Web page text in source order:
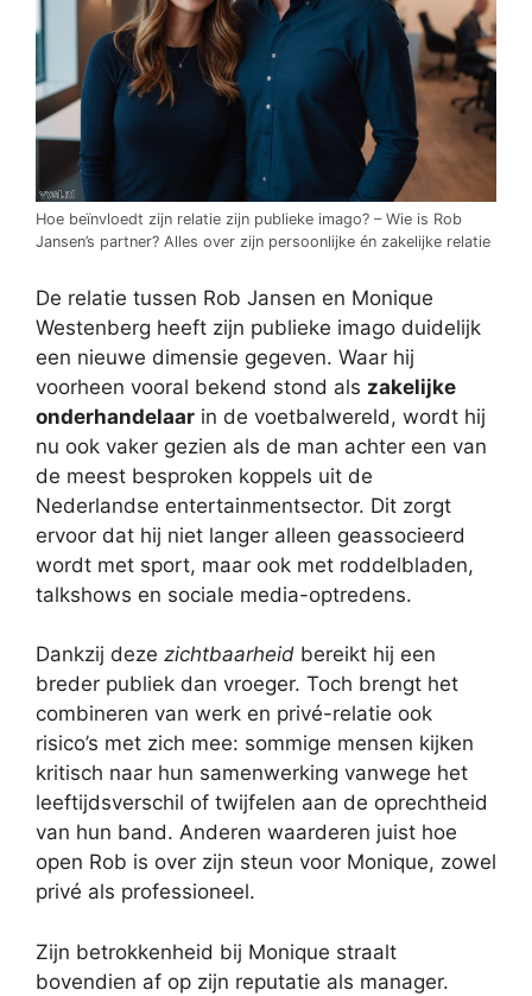
Hoe beïnvloedt zijn relatie zijn publieke imago? – Wie is Rob
Jansen’s partner? Alles over zijn persoonlijke én zakelijke relatie
De relatie tussen Rob Jansen en Monique
Westenberg heeft zijn publieke imago duidelijk
een nieuwe dimensie gegeven. Waar hij
voorheen vooral bekend stond als zakelijke
onderhandelaar in de voetbalwereld, wordt hij
nu ook vaker gezien als de man achter een van
de meest besproken koppels uit de
Nederlandse entertainmentsector. Dit zorgt
ervoor dat hij niet langer alleen geassocieerd
wordt met sport, maar ook met roddelbladen,
talkshows en sociale media-optredens.
Dankzij deze zichtbaarheid bereikt hij een
breder publiek dan vroeger. Toch brengt het
combineren van werk en privé-relatie ook
risico’s met zich mee: sommige mensen kijken
kritisch naar hun samenwerking vanwege het
leeftijdsverschil of twijfelen aan de oprechtheid
van hun band. Anderen waarderen juist hoe
open Rob is over zijn steun voor Monique, zowel
privé als professioneel.
Zijn betrokkenheid bij Monique straalt
bovendien af op zijn reputatie als manager.